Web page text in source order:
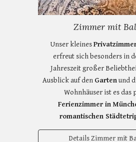
Zimmer mit
Unser kleines
erfreut sich besonders in
Jahreszeit großer
Ausblick auf den Gartenund
Wohnhäuser ist es das
Ferienzimmer in
romantischen
Details Zimmer mit